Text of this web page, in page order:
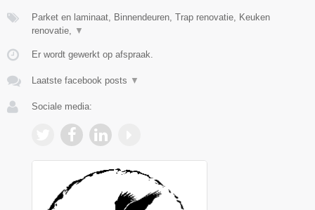
Parket en laminaat, Binnendeuren, Trap renovatie, Keuken
renovatie, ▼
Er wordt gewerkt op afspraak.
Laatste facebook posts ▼
Sociale media: